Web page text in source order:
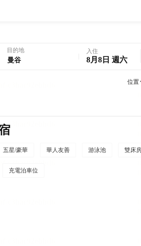
目的地 入住
8月8日 週六
位置
五星/豪華 華人友善 游泳池 雙床
充電泊車位